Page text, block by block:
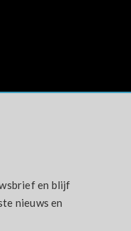
en blijf
nieuws en